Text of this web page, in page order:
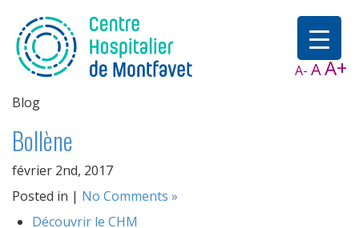
A- AA+
Blog
Bollène
février 2nd, 2017
Posted in | No Comments »
Découvrir le CHM